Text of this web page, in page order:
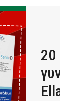
20